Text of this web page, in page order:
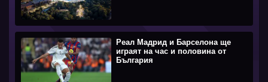
Реал Мадрид и Барселона ще
играят на час и половина от
България